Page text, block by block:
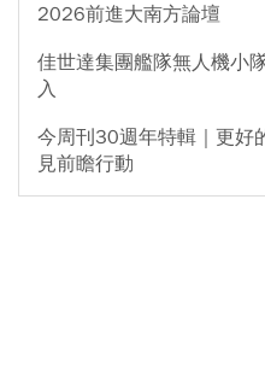
2026前進大南方論壇
佳世達集團艦隊無人機小
入
今周刊30週年特輯｜更好
見前瞻行動